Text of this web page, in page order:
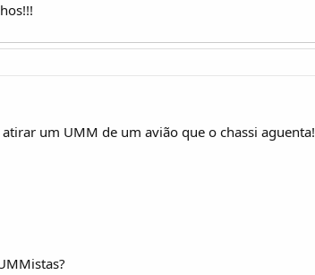
um UMM de um avião que o chassi aguenta!